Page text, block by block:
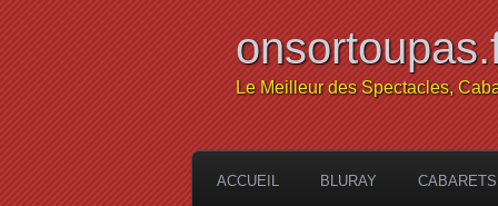
Le Meilleur des Spectacles,
ACCUEIL BLURAY CABARETS